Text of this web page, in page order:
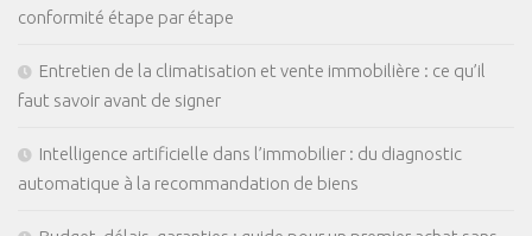
conformité étape par étape
Entretien de la climatisation et vente immobilière : ce qu’il
faut savoir avant de signer
Intelligence artificielle dans l’immobilier : du diagnostic
automatique à la recommandation de biens